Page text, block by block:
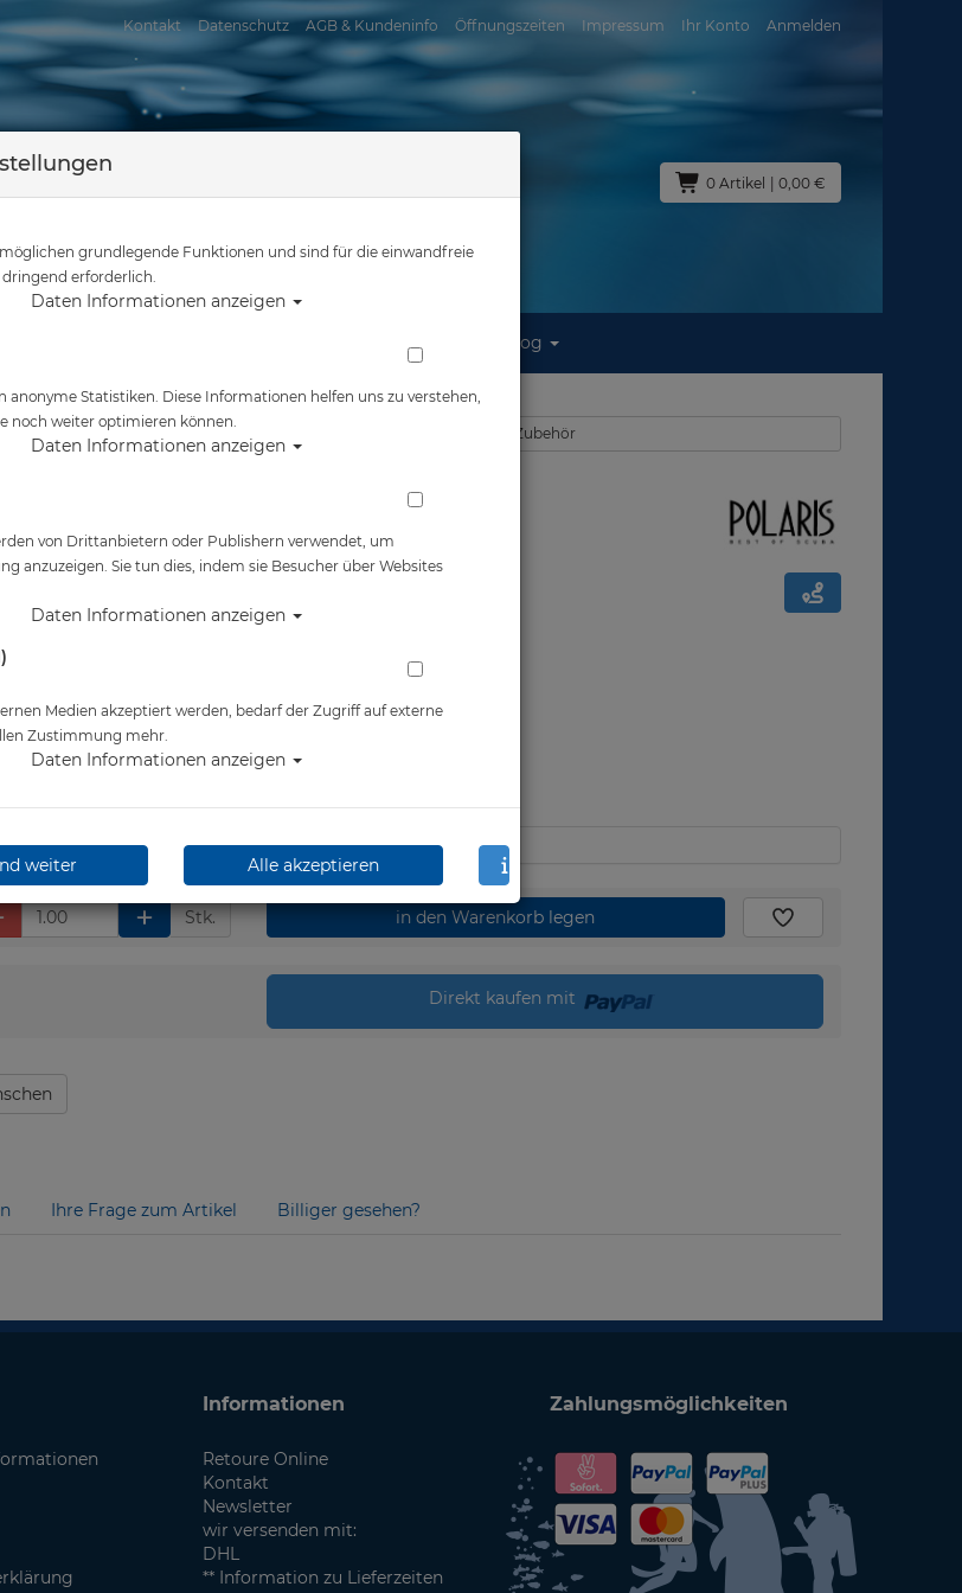
Kontakt Datenschutz AGB & Kundeninfo Öffnungszeiten Impressum Ihr Konto Anmelden
0 Artikel | 0,00 €
Reisen Blog
Messing Stopfen für M26x2 Nitrox 230 bar Ventil
Alle Artikel zeigen aus: Brücken - Ventile - Zubehör
Stopfen für M26x2 Nitrox 230 bar Ventil
pol-15126
24,00 €
24,00 €*
Stk. in den Warenkorb legen
Direkt kaufen mit
Ihre Frage zum Artikel Billiger gesehen?
Informationen
Retoure Online
Kontakt
Newsletter
wir versenden mit:
DHL
** Information zu Lieferzeiten
Zahlungsmöglichkeiten
grundlegende Funktionen und sind für die einwandfreie
erforderlich.
Daten Informationen anzeigen
anonyme Statistiken. Diese Informationen helfen uns zu verstehen,
noch weiter optimieren können.
Daten Informationen anzeigen
von Drittanbietern oder Publishern verwendet, um
anzuzeigen. Sie tun dies, indem sie Besucher über Websites
Daten Informationen anzeigen
Medien akzeptiert werden, bedarf der Zugriff auf externe
Zustimmung mehr.
Daten Informationen anzeigen
weiter Alle akzeptieren